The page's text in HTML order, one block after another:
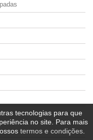
tecnologias para que
no site. Para mais
termos e condições.